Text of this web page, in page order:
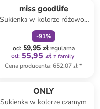
miss goodlife
Sukienka w kolorze różowo-
błękitnym
-91%
od: 59,95 złregularna
od: 55,95 zł z family
Cena producenta: 652,07 zł*
ONLY
Sukienka w kolorze czarnym